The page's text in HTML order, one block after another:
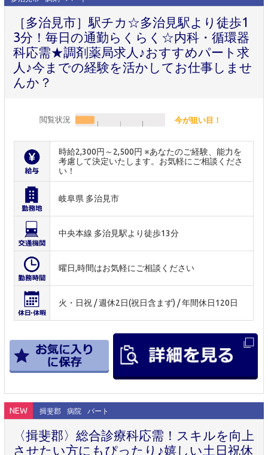
［多治見市］駅チカ☆多治見駅より徒歩1
3分！毎日の通勤らくらく☆内科・循環器
科応需★調剤薬局求人♪おすすめパート求
人♪今までの経験を活かしてお仕事しませ
んか？
閲覧状況 今が狙い目！
時給2,300円～2,500円 ※あなたのご経験、能力を
考慮して決定いたします。お気軽にご相談くださ
い！
岐阜県 多治見市
中央本線 多治見駅より徒歩13分
曜日,時間はお気軽にご相談ください
火・日祝 / 週休2日(祝日含まず) / 年間休日120日
NEW 揖斐郡 病院 パート
〈揖斐郡〉総合診療科応需！スキルを向上
させたい方にもぴったり♪嬉しい土日祝休